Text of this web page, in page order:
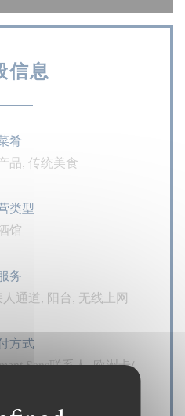
信息
肴
品, 传统美食
类型
馆
务
通道, 阳台, 无线上网
方式
Sans联系人, 欧洲卡/